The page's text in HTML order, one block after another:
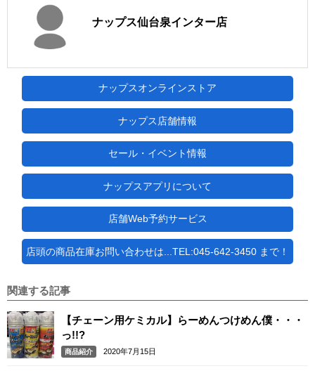
ナップス仙台泉インター店
ナップスオンラインストア
ナップス店舗情報
セール・イベント情報
ナップスアプリについて
店舗Web予約サービス
店頭の商品在庫お問い合わせは...TEL:045-642-3450 まで！
関連する記事
【チェーン用ケミカル】らーめんつけめん僕・・・
っ!!?
商品紹介 2020年7月15日